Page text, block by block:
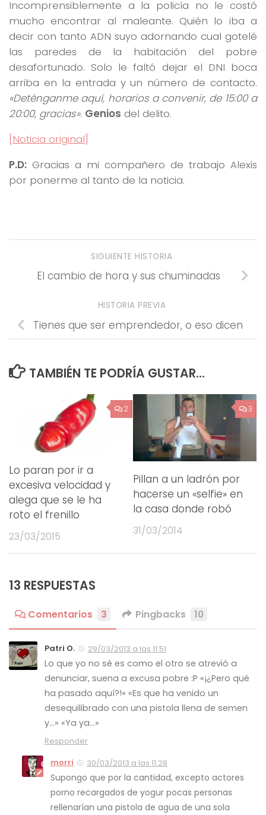
Incomprensiblemente a la policía no le costó
mucho encontrar al maleante. Quién lo iba a
decir con tanto ADN suyo adornando cual gotelé
las paredes de la habitación del pobre
desafortunado. Solo le faltó dejar el DNI boca
arriba en la entrada y un número de contacto.
«Deténganme aquí, horarios a convenir, de 15:00 a
20:00, gracias». Genios del delito.
[Noticia original]
P.D: Gracias a mi compañero de trabajo Alexis
por ponerme al tanto de la noticia.
SIGUIENTE HISTORIA
El cambio de hora y sus chuminadas
HISTORIA PREVIA
Tienes que ser emprendedor, o eso dicen
TAMBIÉN TE PODRÍA GUSTAR...
2
Lo paran por ir a
excesiva velocidad y
alega que se le ha
roto el frenillo
23/03/2015
3
Pillan a un ladrón por
hacerse un «selfie» en
la casa donde robó
31/03/2014
13 RESPUESTAS
Comentarios 3 Pingbacks 10
Patri O. 29/03/2013 a las 11:51
Lo que yo no sé es como el otro se atrevió a
denunciar, suena a excusa pobre :P «¡¿Pero qué
ha pasado aquí?!» «Es que ha venido un
desequilibrado con una pistola llena de semen
y…» «Ya ya…»
Responder
morri
30/03/2013 a las 11:28
Supongo que por la cantidad, excepto actores
porno recargados de yogur pocas personas
rellenarían una pistola de agua de una sola